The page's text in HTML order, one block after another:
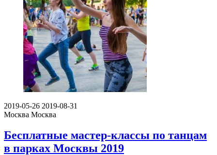
2019-05-26 2019-08-31
Москва Москва
Бесплатные мастер-классы по танцам
в парках Москвы 2019